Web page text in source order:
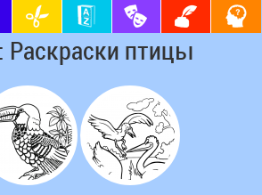
Раскраски птицы